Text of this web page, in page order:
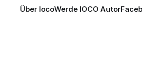
Über IocoWerde IOCO Autor